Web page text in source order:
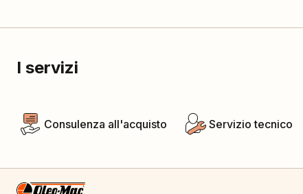
I servizi
Consulenza all'acquisto Servizio tecnico